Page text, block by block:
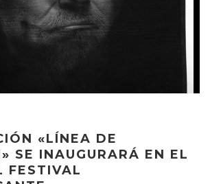
«LÍNEA DE
SE INAUGURARÁ EN EL
FESTIVAL